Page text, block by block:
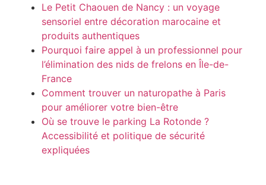
Le Petit Chaouen de Nancy : un voyage
sensoriel entre décoration marocaine et
produits authentiques
Pourquoi faire appel à un professionnel pour
l’élimination des nids de frelons en Île-de-
France
Comment trouver un naturopathe à Paris
pour améliorer votre bien-être
Où se trouve le parking La Rotonde ?
Accessibilité et politique de sécurité
expliquées